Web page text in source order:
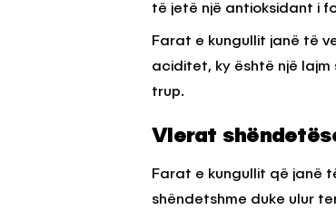
të jetë një antioksidant i
Farat e kungullit janë të
aciditet, ky është një lajm
trup.
Vlerat
Farat e kungullit që janë
shëndetshme duke ulur